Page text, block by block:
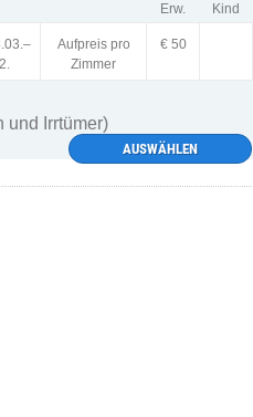
Erw.
Kind
Aufpreis pro
Zimmer
€ 50
und Irrtümer)
AUSWÄHLEN